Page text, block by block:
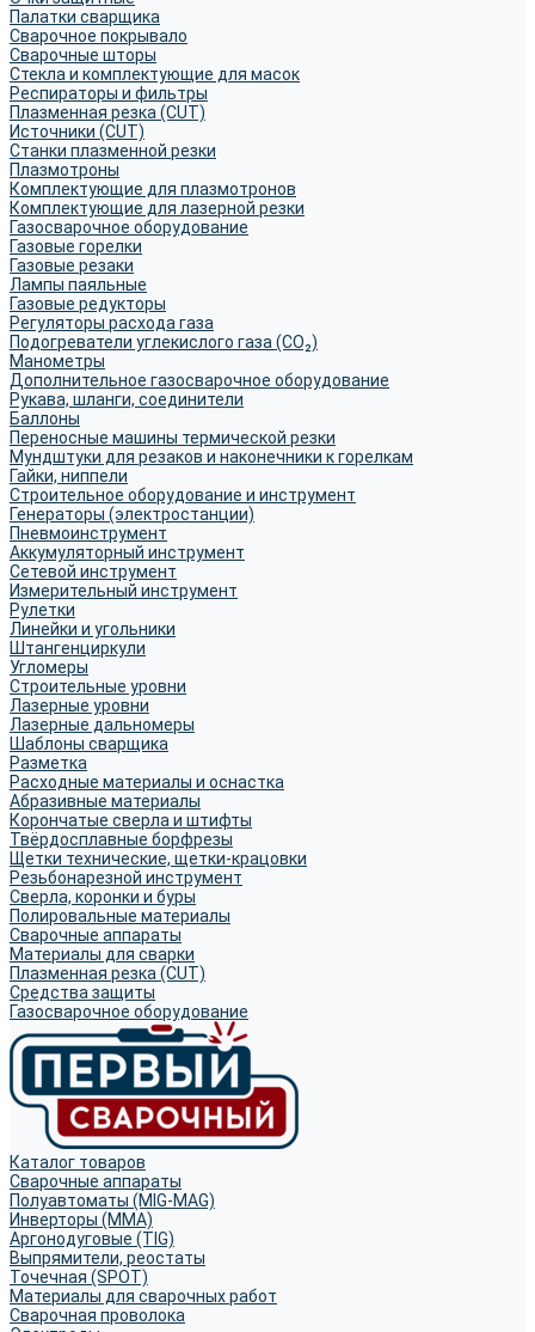
Палатки сварщика
Сварочное покрывало
Сварочные шторы
Стекла и комплектующие для масок
Респираторы и фильтры
Плазменная резка (CUT)
Источники (CUT)
Станки плазменной резки
Плазмотроны
Комплектующие для плазмотронов
Комплектующие для лазерной резки
Газосварочное оборудование
Газовые горелки
Газовые резаки
Лампы паяльные
Газовые редукторы
Регуляторы расхода газа
Подогреватели углекислого газа (CO₂)
Манометры
Дополнительное газосварочное оборудование
Рукава, шланги, соединители
Баллоны
Переносные машины термической резки
Мундштуки для резаков и наконечники к горелкам
Гайки, ниппели
Строительное оборудование и инструмент
Генераторы (электростанции)
Пневмоинструмент
Аккумуляторный инструмент
Сетевой инструмент
Измерительный инструмент
Рулетки
Линейки и угольники
Штангенциркули
Угломеры
Строительные уровни
Лазерные уровни
Лазерные дальномеры
Шаблоны сварщика
Разметка
Расходные материалы и оснастка
Абразивные материалы
Корончатые сверла и штифты
Твёрдосплавные борфрезы
Щетки технические, щетки-крацовки
Резьбонарезной инструмент
Сверла, коронки и буры
Полировальные материалы
Сварочные аппараты
Материалы для сварки
Плазменная резка (CUT)
Средства защиты
Газосварочное оборудование
Каталог товаров
Сварочные аппараты
Полуавтоматы (MIG-MAG)
Инверторы (MMA)
Аргонодуговые (TIG)
Выпрямители, реостаты
Точечная (SPOT)
Материалы для сварочных работ
Сварочная проволока